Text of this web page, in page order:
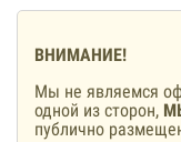
ВНИМАНИЕ!
Мы не являемся
одной из сторон,
публично